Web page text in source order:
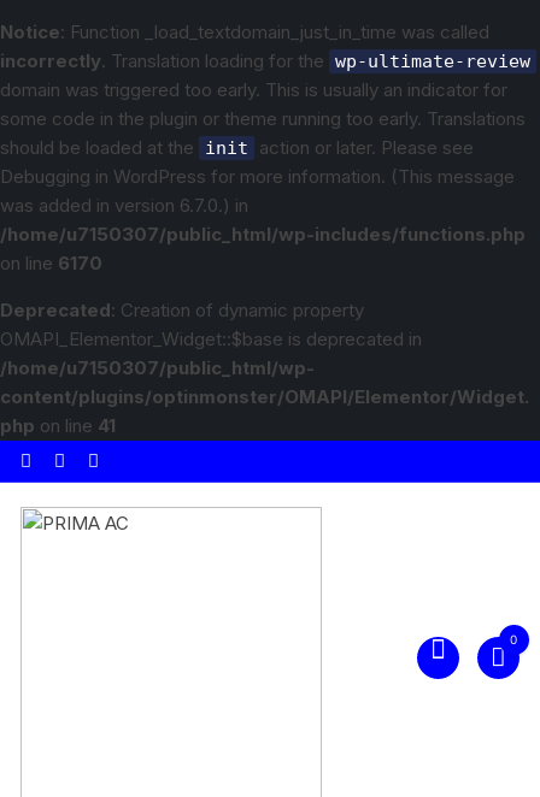
Notice: Function _load_textdomain_just_in_time was called
incorrectly. Translation loading for the wp-ultimate-review
domain was triggered too early. This is usually an indicator for
some code in the plugin or theme running too early. Translations
should be loaded at the
init
action or later. Please see
Debugging in WordPress for more information. (This message
was added in version 6.7.0.) in
/home/u7150307/public_html/wp-includes/functions.php
on line 6170
Deprecated: Creation of dynamic property
OMAPI_Elementor_Widget::$base is deprecated in
/home/u7150307/public_html/wp-
content/plugins/optinmonster/OMAPI/Elementor/Widget.
php on line 41
0